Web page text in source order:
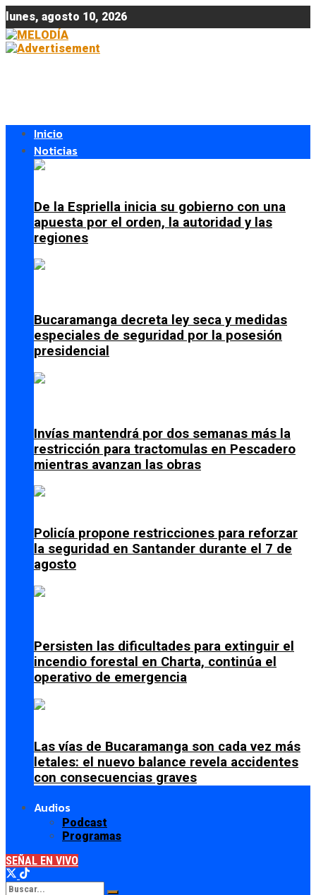
lunes, agosto 10, 2026
Inicio
Noticias
De la Espriella inicia su gobierno con una
apuesta por el orden, la autoridad y las
regiones
Bucaramanga decreta ley seca y medidas
especiales de seguridad por la posesión
presidencial
Invías mantendrá por dos semanas más la
restricción para tractomulas en Pescadero
mientras avanzan las obras
Policía propone restricciones para reforzar
la seguridad en Santander durante el 7 de
agosto
Persisten las dificultades para extinguir el
incendio forestal en Charta, continúa el
operativo de emergencia
Las vías de Bucaramanga son cada vez más
letales: el nuevo balance revela accidentes
con consecuencias graves
Audios
Podcast
Programas
SEÑAL EN VIVO